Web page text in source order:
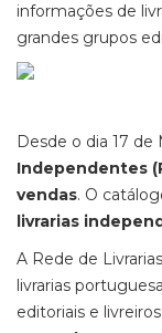
informações de
grandes grupos
Desde o dia 17 de
Independentes
vendas. O
livrarias
A Rede de
livrarias
editoriais e livreiros.